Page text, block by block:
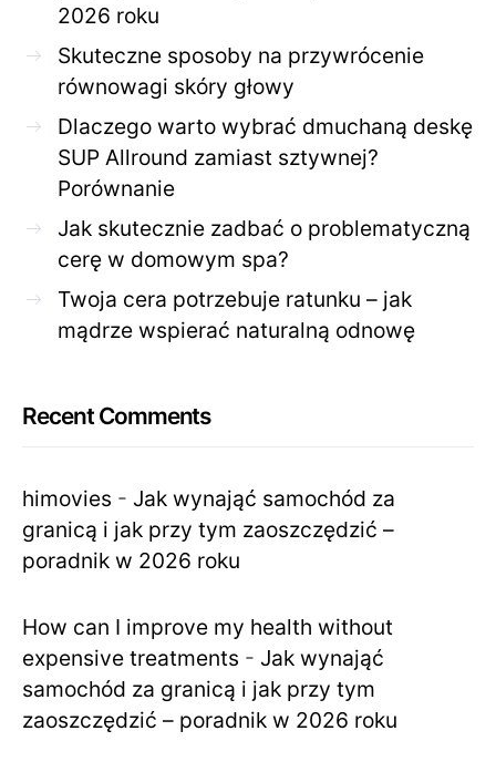
2026 roku
Skuteczne sposoby na przywrócenie
równowagi skóry głowy
Dlaczego warto wybrać dmuchaną deskę
SUP Allround zamiast sztywnej?
Porównanie
Jak skutecznie zadbać o problematyczną
cerę w domowym spa?
Twoja cera potrzebuje ratunku – jak
mądrze wspierać naturalną odnowę
Recent Comments
himovies - Jak wynająć samochód za
granicą i jak przy tym zaoszczędzić –
poradnik w 2026 roku
How can I improve my health without
expensive treatments - Jak wynająć
samochód za granicą i jak przy tym
zaoszczędzić – poradnik w 2026 roku